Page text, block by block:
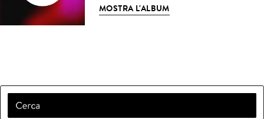
MOSTRA L'ALBUM